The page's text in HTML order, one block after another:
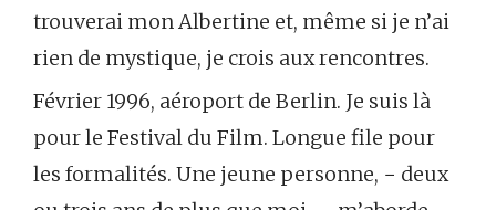
trouverai mon Albertine et, même si je n’ai
rien de mystique, je crois aux rencontres.
Février 1996, aéroport de Berlin. Je suis là
pour le Festival du Film. Longue file pour
les formalités. Une jeune personne, − deux